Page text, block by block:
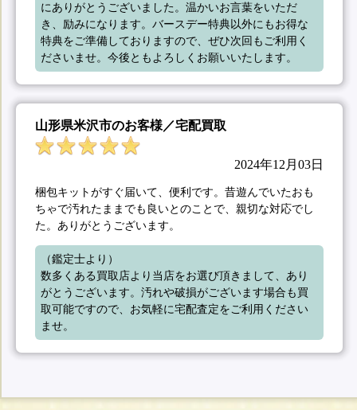
にありがとうございました。温かいお言葉をいただ
き、励みになります。バースデー特典以外にもお得な
特典をご準備しておりますので、ぜひ次回もご利用く
ださいませ。今後ともよろしくお願いいたします。
山形県米沢市のお客様／宅配買取
2024年12月03日
梱包キットがすぐ届いて、便利です。昔遊んでいたおも
ちゃで汚れたままでも良いとのことで、親切な対応でし
た。ありがとうございます。
（鑑定士より）
数多くある買取店より当店をお選び頂きまして、あり
がとうございます。汚れや破損がございます場合も買
取可能ですので、お気軽に宅配査定をご利用ください
ませ。